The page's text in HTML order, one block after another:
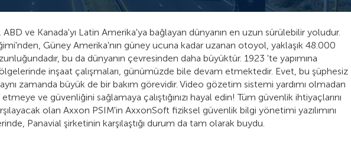
ve Kanada'yı Latin Amerika'ya bağlayan dünyanın en uzun sürülebilir yoludur.
Güney Amerika'nın güney ucuna kadar uzanan otoyol, yaklaşık 48.000
bu da dünyanın çevresinden daha büyüktür. 1923 'te yapımına
inşaat çalışmaları, günümüzde bile devam etmektedir. Evet, bu şüphesiz
zamanda büyük de bir bakım görevidir. Video gözetim sistemi yardımı olmadan
ve güvenliğini sağlamaya çalıştığınızı hayal edin! Tüm güvenlik ihtiyaçlarını
olan Axxon PSIM'in AxxonSoft fiziksel güvenlik bilgi yönetimi yazılımını
Panavial şirketinin karşılaştığı durum da tam olarak buydu.